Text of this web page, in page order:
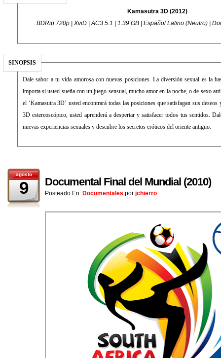
Kamasutra 3D (2012)
BDRip 720p | XviD | AC3 5.1 | 1.39 GB | Español Latino (Neutro) |
SINOPSIS
Dale sabor a tu vida amorosa con nuevas posiciones. La diversión sexual es la
importa si usted sueña con un juego sensual, mucho amor en la noche, o de sexo
el ‘Kamasutra 3D’ usted encontrará todas las posiciones que satisfagan sus
3D estereoscópico, usted aprenderá a despertar y satisfacer todos tus sentidos.
nuevas experiencias sexuales y descubre los secretos eróticos del oriente antiguo.
agosto
9 Documental Final del Mundial (2010)
Posteado En: Documentales por jchierro